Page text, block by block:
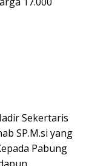
Sekertaris
SP.M.si yang
Pabung